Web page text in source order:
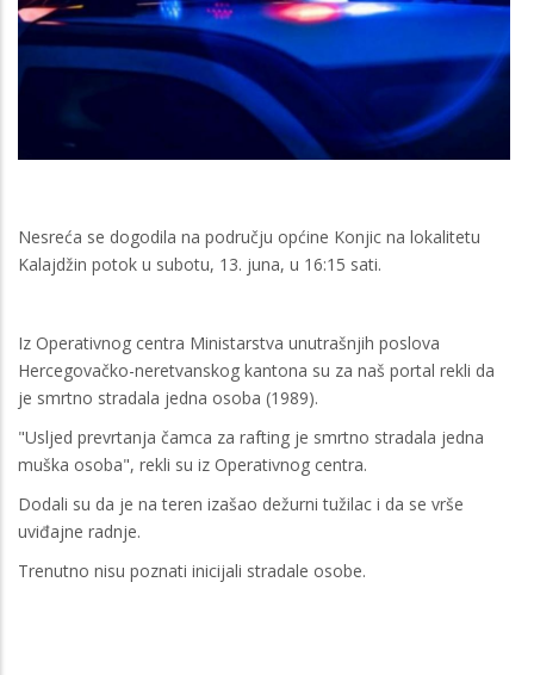
Nesreća se dogodila na području općine Konjic na lokalitetu
Kalajdžin potok u subotu, 13. juna, u 16:15 sati.
Iz Operativnog centra Ministarstva unutrašnjih poslova
Hercegovačko-neretvanskog kantona su za naš portal rekli da
je smrtno stradala jedna osoba (1989).
"Usljed prevrtanja čamca za rafting je smrtno stradala jedna
muška osoba", rekli su iz Operativnog centra.
Dodali su da je na teren izašao dežurni tužilac i da se vrše
uviđajne radnje.
Trenutno nisu poznati inicijali stradale osobe.